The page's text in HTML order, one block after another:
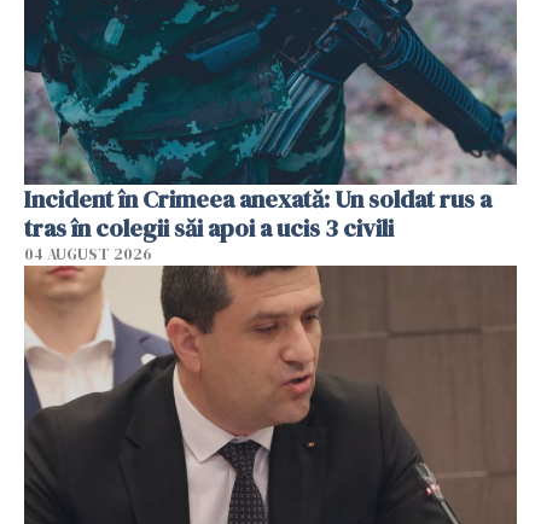
Incident în Crimeea anexată: Un soldat rus a
tras în colegii săi apoi a ucis 3 civili
04 AUGUST 2026